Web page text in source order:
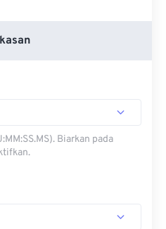
Biarkan pada